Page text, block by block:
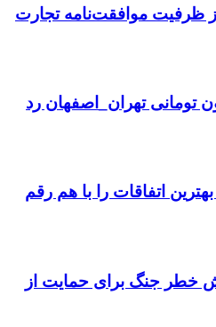
ظرفیت موافقت‌نامه تجارت
۲۱ میلیون تومانی تهران_اصفهان رد
اتفاقات را با هم رقم
خطر جنگ برای حمایت از